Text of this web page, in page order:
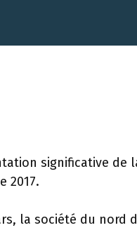
significative de
2017.
la société du nord